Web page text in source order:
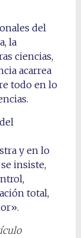
del
la
ciencias,
acarrea
todo en lo
y en lo
insiste,
total,